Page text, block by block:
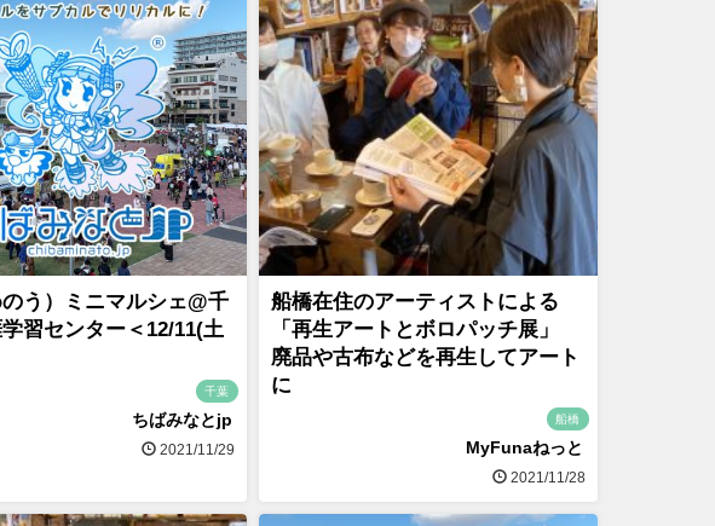
う）ミニマルシェ@千
習センター＜12/11(土
千葉
ちばみなとjp
2021/11/29
船橋在住のアーティストによる
「再生アートとボロパッチ展」
廃品や古布などを再生してアート
に
船橋
MyFunaねっと
2021/11/28